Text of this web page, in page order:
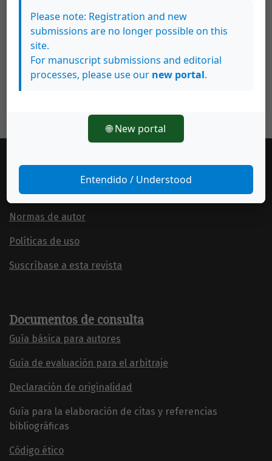
>>
Información general
Consejo editorial
Normas de autor
Políticas de uso
Suscríbase a esta revista
Documentos de consulta
Guía básica para autores
Guía de evaluación para el arbitraje
Declaración de originalidad
Guía para la elaboración de citas y referencias
bibliográficas
Código ético
Please note: Registration and new
submissions are no longer possible on this
site.
For manuscript submissions and editorial
processes, please use our new portal.
🌐 New portal
Entendido / Understood